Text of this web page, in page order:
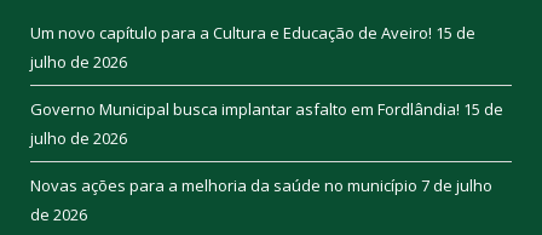
Um novo capítulo para a Cultura e Educação de Aveiro! 15 de
julho de 2026
Governo Municipal busca implantar asfalto em Fordlândia! 15 de
julho de 2026
Novas ações para a melhoria da saúde no município 7 de julho
de 2026